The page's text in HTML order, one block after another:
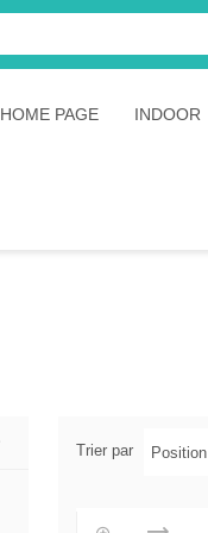
HOME PAGE INDOOR
Trier par